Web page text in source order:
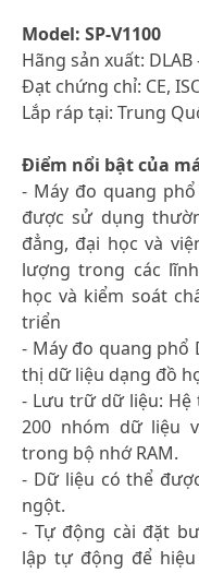
Model: SP-V1100
Hãng sản xuất: DLAB
Đạt chứng chỉ: CE,
Lắp ráp tại: Trung
Điểm nổi bật của
- Máy đo quang
được sử dụng
đẳng, đại học và
lượng trong các
học và kiểm soát
triển
- Máy đo quang phổ
thị dữ liệu dạng đồ
- Lưu trữ dữ liệu:
200 nhóm dữ liệu
trong bộ nhớ RAM.
- Dữ liệu có thể
ngột.
- Tự động cài đặt
lập tự động để